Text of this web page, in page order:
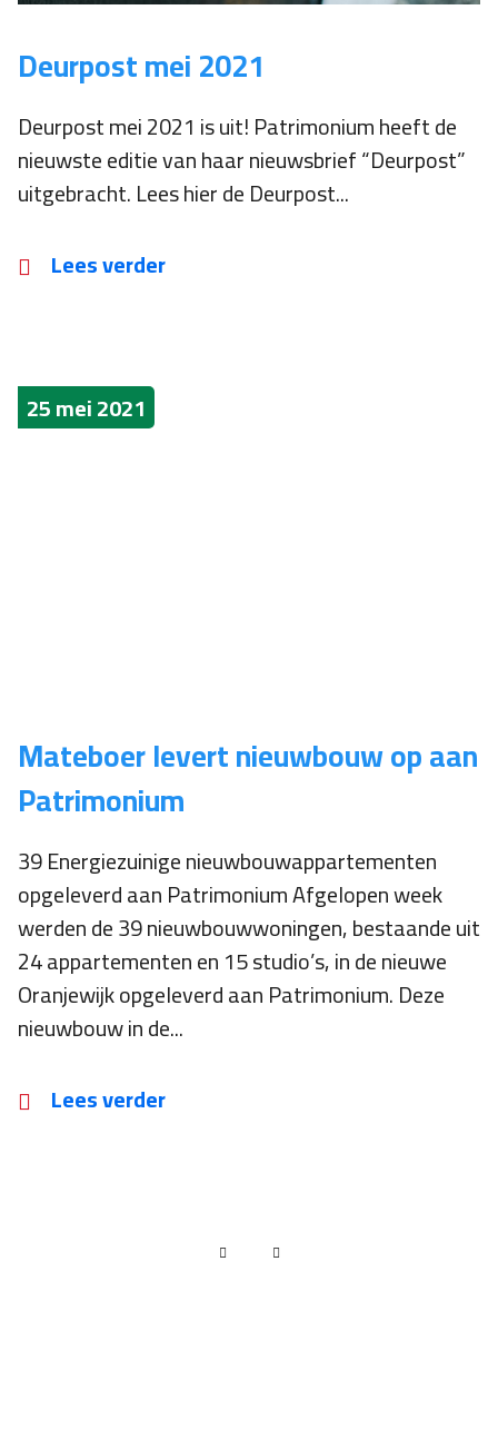
Deurpost mei 2021
Deurpost mei 2021 is uit! Patrimonium heeft de
nieuwste editie van haar nieuwsbrief “Deurpost”
uitgebracht. Lees hier de Deurpost...
Lees verder
25 mei 2021
Mateboer levert nieuwbouw op aan
Patrimonium
39 Energiezuinige nieuwbouwappartementen
opgeleverd aan Patrimonium Afgelopen week
werden de 39 nieuwbouwwoningen, bestaande uit
24 appartementen en 15 studio’s, in de nieuwe
Oranjewijk opgeleverd aan Patrimonium. Deze
nieuwbouw in de...
Lees verder